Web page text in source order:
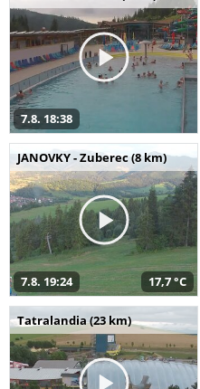
7.8. 18:38
JANOVKY - Zuberec (8 km)
7.8. 19:24 17,7 °C
Tatralandia (23 km)